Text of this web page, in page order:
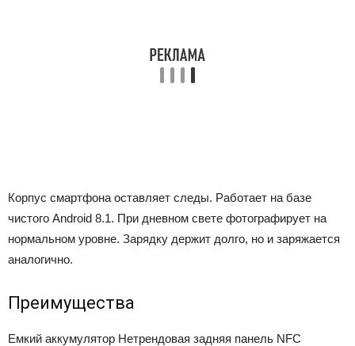
Корпус смартфона оставляет следы. Работает на базе
чистого Android 8.1. При дневном свете фотографирует на
нормальном уровне. Зарядку держит долго, но и заряжается
аналогично.
Преимущества
Емкий аккумулятор Нетрендовая задняя панель NFC